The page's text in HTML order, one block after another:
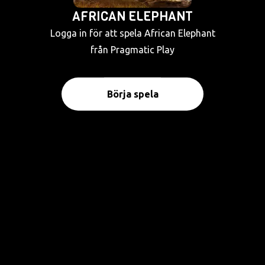
AFRICAN ELEPHANT
Logga in för att spela African Elephant
från Pragmatic Play
Börja spela